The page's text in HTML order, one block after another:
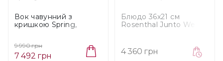
Вок чавунний з
кришкою Spring,
9 990 грн
7 492 грн
Блюдо 36х21 см
Rosenthal Junto Weiss
4 360 грн